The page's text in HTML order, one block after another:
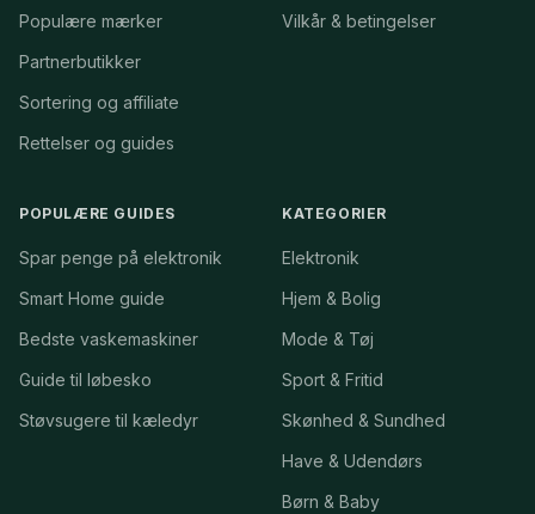
Populære mærker
Partnerbutikker
Sortering og affiliate
Rettelser og guides
Vilkår & betingelser
POPULÆRE GUIDES
Spar penge på elektronik
Smart Home guide
Bedste vaskemaskiner
Guide til løbesko
Støvsugere til kæledyr
KATEGORIER
Elektronik
Hjem & Bolig
Mode & Tøj
Sport & Fritid
Skønhed & Sundhed
Have & Udendørs
Børn & Baby